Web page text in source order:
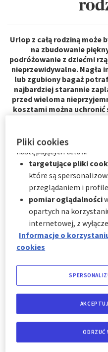
Urlop z całą rodziną może
na zbudowanie
podróżowanie z dziećmi
nieprzewidywalne. Nagła
lub zgubiony bagaż
najbardziej starannie
przed wieloma
kosztami można uchronić
Jak wybrać dobre
zagadnienia w
Dlaczego na
mieć ubezpieczenie
Wybierając się w dowolną
warto sięgnąć po
dziećmi wiąże się z wieloma
poza tym sprawia, że
siebie, ale również za
zwrócić uwagę i jak się
zagranicznych wakacjach z
Pliki cookies
będą przechowywane
kategorii za
plików cookie:
natychmiast, klikając "
wybory" poniżej; lub
w dowolnym
preferencji plików
witryny.
AXA Partners wykorzystuje
następujących celów:
targetujące pliki
które są
przeglądaniem i
pomiar oglądalności
opartych na
internetowej, z
Informacje o
cookies
ODRZUĆ